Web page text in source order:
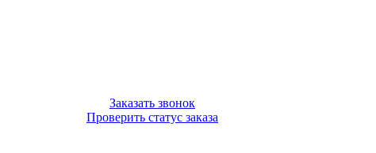
Заказать звонок
Проверить статус заказа